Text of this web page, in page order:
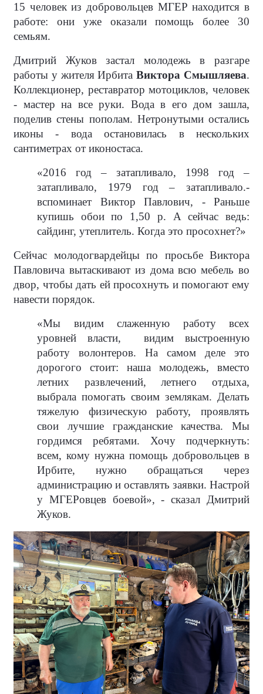
15 человек из добровольцев МГЕР находится в
работе: они уже оказали помощь более 30
семьям.
Дмитрий Жуков застал молодежь в разгаре
работы у жителя ИрбитаВиктора Смышляева.
Коллекционер, реставратор мотоциклов, человек
- мастер на все руки. Вода в его дом зашла,
поделив стены пополам. Нетронутыми остались
иконы - вода остановилась в нескольких
сантиметрах от иконостаса.
«2016 год – затапливало, 1998 год –
затапливало, 1979 год – затапливало.-
вспоминает Виктор Павлович, - Раньше
купишь обои по 1,50 р. А сейчас ведь:
сайдинг, утеплитель. Когда это просохнет?»
Сейчас молодогвардейцы по просьбе Виктора
Павловича вытаскивают из дома всю мебель во
двор, чтобы дать ей просохнуть и помогают ему
навести порядок.
«Мы видим слаженную работу всех
уровней власти,
видим выстроенную
работу волонтеров. На самом деле это
дорогого стоит: наша молодежь, вместо
летних развлечений, летнего отдыха,
выбрала помогать своим землякам. Делать
тяжелую физическую работу, проявлять
свои лучшие гражданские качества. Мы
гордимся ребятами. Хочу подчеркнуть:
всем, кому нужна помощь добровольцев в
Ирбите, нужно обращаться через
администрацию и оставлять заявки. Настрой
у МГЕРовцев боевой», - сказал Дмитрий
Жуков.